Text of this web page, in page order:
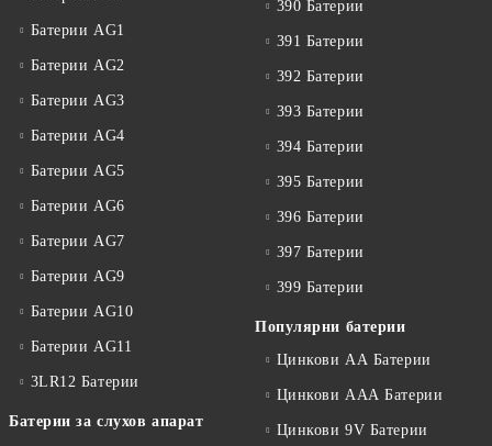
Батерии AG1
Батерии AG2
Батерии AG3
Батерии AG4
Батерии AG5
Батерии AG6
Батерии AG7
Батерии AG9
Батерии AG10
Батерии AG11
3LR12 Батерии
Батерии за слухов апарат
390 Батерии
391 Батерии
392 Батерии
393 Батерии
394 Батерии
395 Батерии
396 Батерии
397 Батерии
399 Батерии
Популярни батерии
Цинкови АА Батерии
Цинкови ААА Батерии
Цинкови 9V Батерии